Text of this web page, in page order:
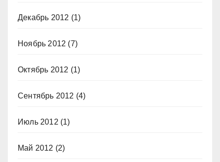
Декабрь 2012 (1)
Ноябрь 2012 (7)
Октябрь 2012 (1)
Сентябрь 2012 (4)
Июль 2012 (1)
Май 2012 (2)